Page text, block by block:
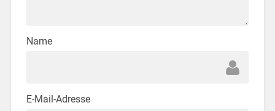
Name
E-Mail-Adresse